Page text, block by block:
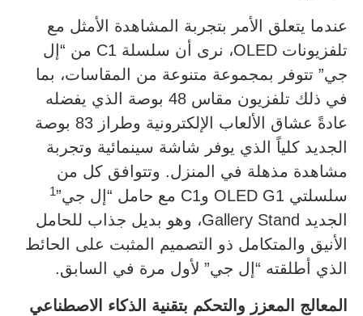
عندما يتعلق الأمر بتجربة المشاهدة الأمثل مع
تلفزيونات OLED، نرى أن سلسلة C1 من “إل
جي” تتوفر بمجموعة متنوعة من المقاسات، بما
في ذلك تلفزيون مقاس 48 بوصة الذي يفضله
عادةً عشاق الألعاب الإلكترونية وطراز 83 بوصة
الجديد كلياً الذي يوفر شاشة سينمائية وتجربة
مشاهدة مذهلة في المنزل. وتتوافق كل من
سلسلتي OLED G1 وC1 مع حامل “إل جي”
1
الجديد Gallery Stand، وهو بديل جذاب للحامل
الأنيق والمتكامل ذو التصميم المثبت على الحائط
الذي أطلقته “إل جي” لأول مرة في السابق.
المعالج المعزز والتحكم بتقنية الذكاء الاصطناعي